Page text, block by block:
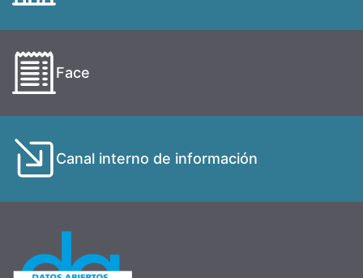
Face
Canal interno de información